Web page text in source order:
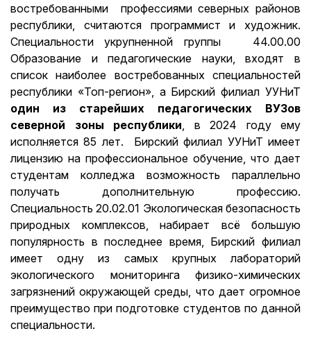
востребованными профессиями северных районов
республики, считаются программист и художник.
Специальности укрупненной группы 44.00.00
Образование и педагогические науки, входят в
список наиболее востребованных специальностей
республики «Топ-регион», а Бирский филиал УУНиТ
один из старейших педагогических ВУЗов
северной зоны республики, в 2024 году ему
исполняется 85 лет. Бирский филиал УУНиТ имеет
лицензию на профессиональное обучение, что дает
студентам колледжа возможность параллельно
получать дополнительную профессию.
Специальность 20.02.01 Экологическая безопасность
природных комплексов, набирает всё большую
популярность в последнее время, Бирский филиал
имеет одну из самых крупных лабораторий
экологического мониторинга физико-химических
загрязнений окружающей среды, что дает огромное
преимущество при подготовке студентов по данной
специальности.